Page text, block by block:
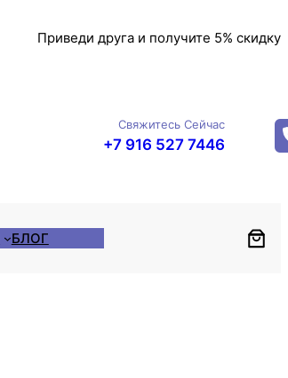
Приведи друга и получите 5% скидку
Свяжитесь Сейчас
+7 916 527 7446
БЛОГ